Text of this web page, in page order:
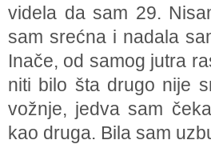
videla da sam 29.
sam srećna i nadala
Inače, od samog jutra
niti bilo šta drugo nije
vožnje, jedva sam
kao druga. Bila sam